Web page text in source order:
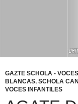
GAZTE SCHOLA -
BLANCAS, SCHOLA
VOCES INFANTILES